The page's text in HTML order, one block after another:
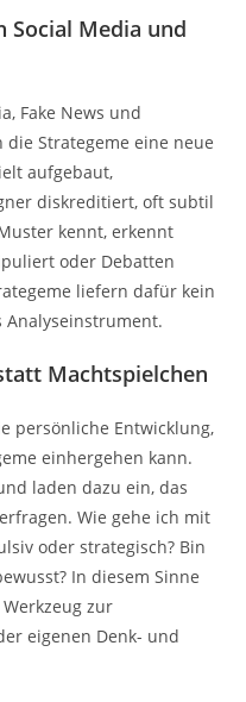
Media und
Fake News und
Strategeme eine neue
aufgebaut,
diskreditiert, oft subtil
kennt, erkennt
oder Debatten
liefern dafür kein
Analyseinstrument.
Machtspielchen
persönliche Entwicklung,
einhergehen kann.
laden dazu ein, das
Wie gehe ich mit
oder strategisch? Bin
In diesem Sinne
zur
eigenen Denk- und